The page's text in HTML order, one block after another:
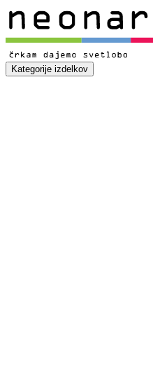
Kategorije izdelkov